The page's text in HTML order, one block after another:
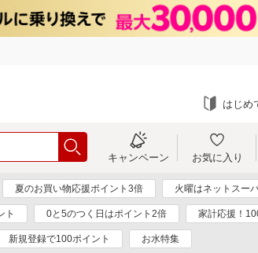
はじめ
キャンペーン お気に入り
夏のお買い物応援ポイント3倍 火曜はネットスー
ト 0と5のつく日はポイント2倍 家計応援！
新規登録で100ポイント お水特集